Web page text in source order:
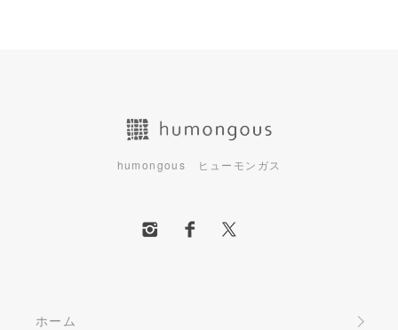
humongous ヒューモンガス
ホーム